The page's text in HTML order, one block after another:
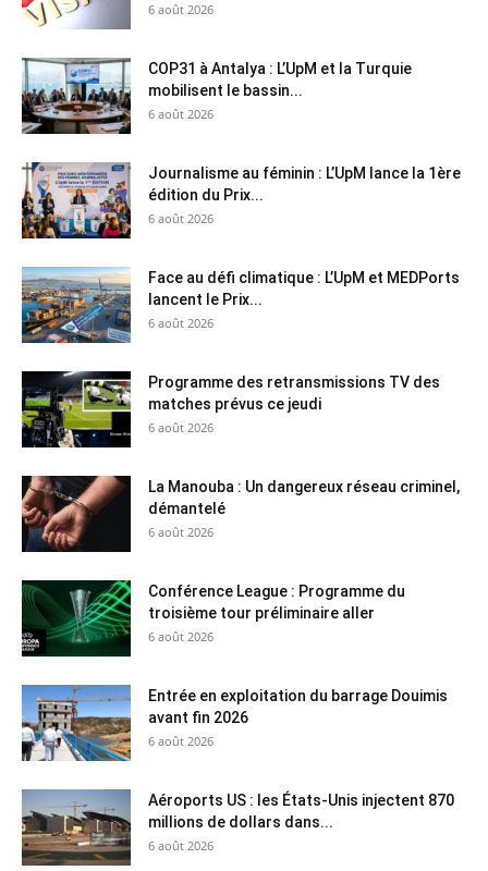
6 août 2026
COP31 à Antalya : L’UpM et la Turquie
mobilisent le bassin...
6 août 2026
Journalisme au féminin : L’UpM lance la 1ère
édition du Prix...
6 août 2026
Face au défi climatique : L’UpM et MEDPorts
lancent le Prix...
6 août 2026
Programme des retransmissions TV des
matches prévus ce jeudi
6 août 2026
La Manouba : Un dangereux réseau criminel,
démantelé
6 août 2026
Conférence League : Programme du
troisième tour préliminaire aller
6 août 2026
Entrée en exploitation du barrage Douimis
avant fin 2026
6 août 2026
Aéroports US : les États-Unis injectent 870
millions de dollars dans...
6 août 2026